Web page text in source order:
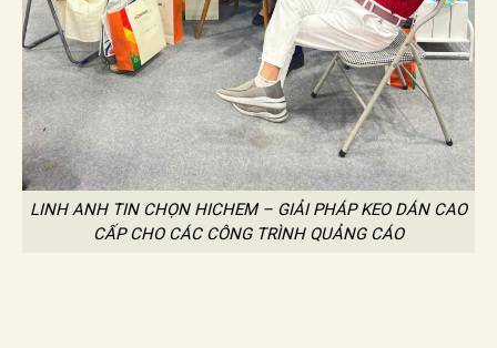
LINH ANH TIN CHỌN HICHEM – GIẢI PHÁP KEO DÁN CAO
CẤP CHO CÁC CÔNG TRÌNH QUẢNG CÁO